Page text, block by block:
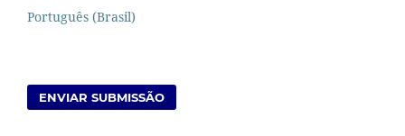
Português (Brasil)
ENVIAR SUBMISSÃO